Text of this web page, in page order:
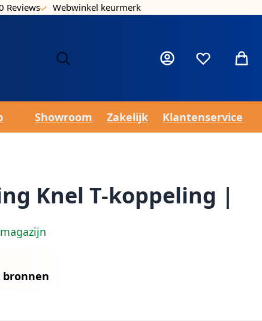
Reviews Webwinkel keurmerk
Mijn accountVerlanglijst
Showroom Zakelijk Klantenservice
Knel T-koppeling |
bronnen